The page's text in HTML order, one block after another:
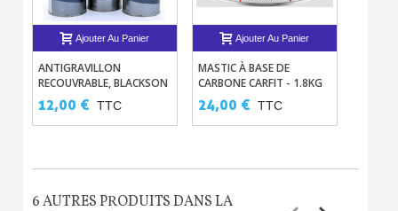
Ajouter Au Panier
ANTIGRAVILLON
RECOUVRABLE, BLACKSON
URKI-PROTEC
12,00 € TTC
Ajouter Au Panier
MASTIC À BASE DE
CARBONE CARFIT - 1.8KG
24,00 € TTC
6 AUTRES PRODUITS DANS LA